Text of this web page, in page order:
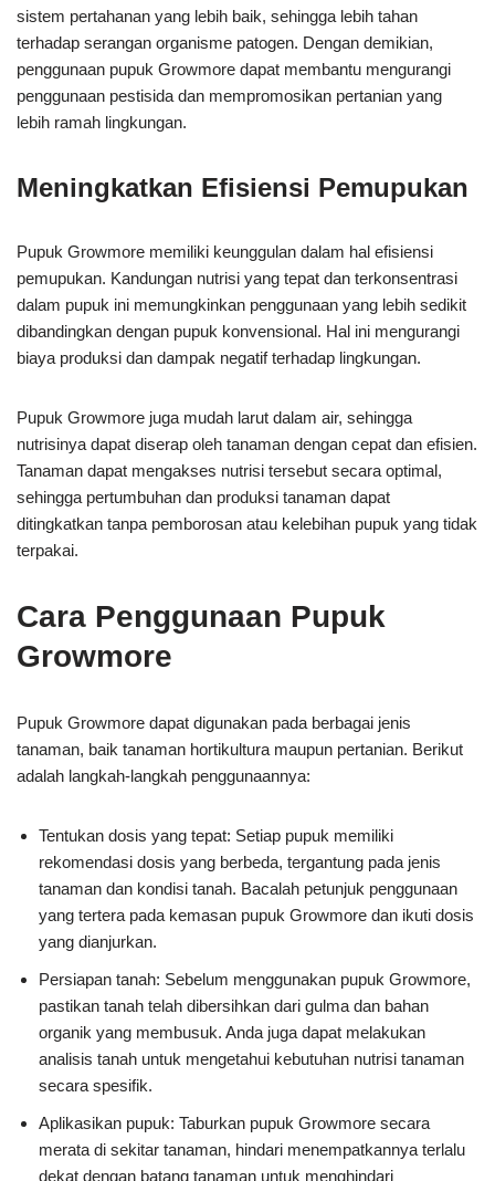
sistem pertahanan yang lebih baik, sehingga lebih tahan
terhadap serangan organisme patogen. Dengan demikian,
penggunaan pupuk Growmore dapat membantu mengurangi
penggunaan pestisida dan mempromosikan pertanian yang
lebih ramah lingkungan.
Meningkatkan Efisiensi Pemupukan
Pupuk Growmore memiliki keunggulan dalam hal efisiensi
pemupukan. Kandungan nutrisi yang tepat dan terkonsentrasi
dalam pupuk ini memungkinkan penggunaan yang lebih sedikit
dibandingkan dengan pupuk konvensional. Hal ini mengurangi
biaya produksi dan dampak negatif terhadap lingkungan.
Pupuk Growmore juga mudah larut dalam air, sehingga
nutrisinya dapat diserap oleh tanaman dengan cepat dan efisien.
Tanaman dapat mengakses nutrisi tersebut secara optimal,
sehingga pertumbuhan dan produksi tanaman dapat
ditingkatkan tanpa pemborosan atau kelebihan pupuk yang tidak
terpakai.
Cara Penggunaan Pupuk
Growmore
Pupuk Growmore dapat digunakan pada berbagai jenis
tanaman, baik tanaman hortikultura maupun pertanian. Berikut
adalah langkah-langkah penggunaannya:
Tentukan dosis yang tepat: Setiap pupuk memiliki
rekomendasi dosis yang berbeda, tergantung pada jenis
tanaman dan kondisi tanah. Bacalah petunjuk penggunaan
yang tertera pada kemasan pupuk Growmore dan ikuti dosis
yang dianjurkan.
Persiapan tanah: Sebelum menggunakan pupuk Growmore,
pastikan tanah telah dibersihkan dari gulma dan bahan
organik yang membusuk. Anda juga dapat melakukan
analisis tanah untuk mengetahui kebutuhan nutrisi tanaman
secara spesifik.
Aplikasikan pupuk: Taburkan pupuk Growmore secara
merata di sekitar tanaman, hindari menempatkannya terlalu
dekat dengan batang tanaman untuk menghindari